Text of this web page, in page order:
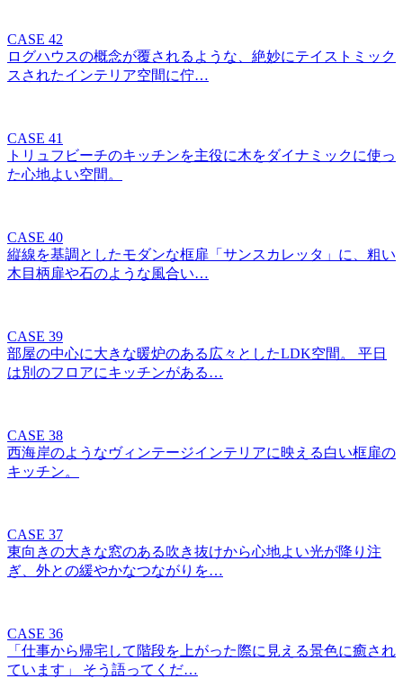
CASE 42
ログハウスの概念が覆されるような、絶妙にテイストミック
スされたインテリア空間に佇…
CASE 41
トリュフビーチのキッチンを主役に木をダイナミックに使っ
た心地よい空間。
CASE 40
縦線を基調としたモダンな框扉「サンスカレッタ」に、粗い
木目柄扉や石のような風合い…
CASE 39
部屋の中心に大きな暖炉のある広々としたLDK空間。 平日
は別のフロアにキッチンがある…
CASE 38
西海岸のようなヴィンテージインテリアに映える白い框扉の
キッチン。
CASE 37
東向きの大きな窓のある吹き抜けから心地よい光が降り注
ぎ、外との緩やかなつながりを…
CASE 36
「仕事から帰宅して階段を上がった際に見える景色に癒され
ています」 そう語ってくだ…